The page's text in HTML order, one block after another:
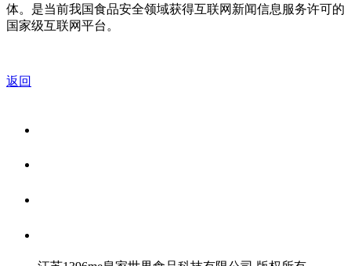
体。是当前我国食品安全领域获得互联网新闻信息服务许可的
国家级互联网平台。
返回